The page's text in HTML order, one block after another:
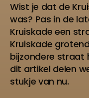
Wist je dat de
was? Pas in de
Kruiskade een
Kruiskade
bijzondere straat
dit artikel delen
stukje van nu.